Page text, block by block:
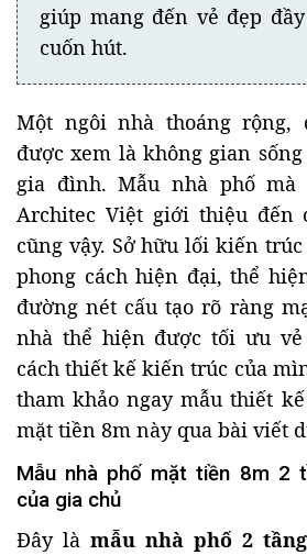
giúp mang đến vẻ đẹp
cuốn hút.
Một ngôi nhà thoáng
được xem là không gian
gia đình. Mẫu nhà phố
Architec Việt giới thiệu đến
cũng vậy. Sở hữu lối kiến
phong cách hiện đại, thể
đường nét cấu tạo rõ ràng
nhà thể hiện được tối ưu
cách thiết kế kiến trúc của
tham khảo ngay mẫu thiết
mặt tiền 8m này qua bài viết
Mẫu nhà phố mặt tiền 8m 2
của gia chủ
Đây là mẫu nhà phố 2